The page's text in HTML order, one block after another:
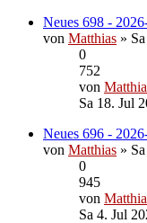
Neues 698 -
von Matthias »
0
752
von
Sa 18. Jul
Neues 696 -
von Matthias »
0
945
von
Sa 4. Jul